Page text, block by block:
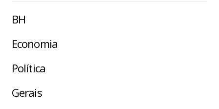
BH
Economia
Política
Gerais